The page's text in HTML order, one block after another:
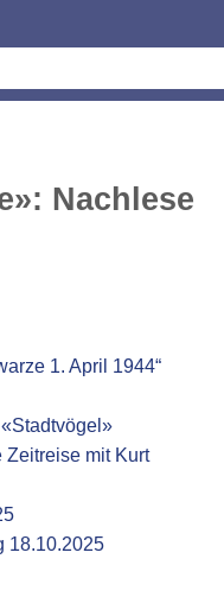
Nachlese
1. April 1944“
mit Kurt
18.10.2025